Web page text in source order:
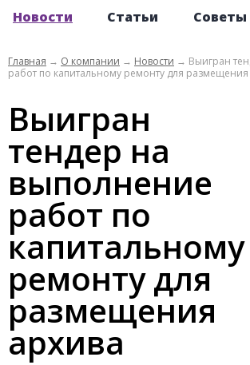
Новости
Статьи Советы
Вы
здесь
Главная → О компании → Новости → Выигран
работ по капитальному ремонту для размещения
Выигран
тендер на
выполнение
работ по
капитальному
ремонту для
размещения
архива